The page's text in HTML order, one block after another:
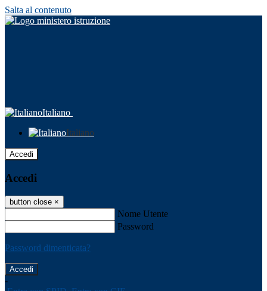
Salta al contenuto
Italiano
Italiano
Accedi
Accedi
button close ×
Nome Utente
Password
Password dimenticata?
-